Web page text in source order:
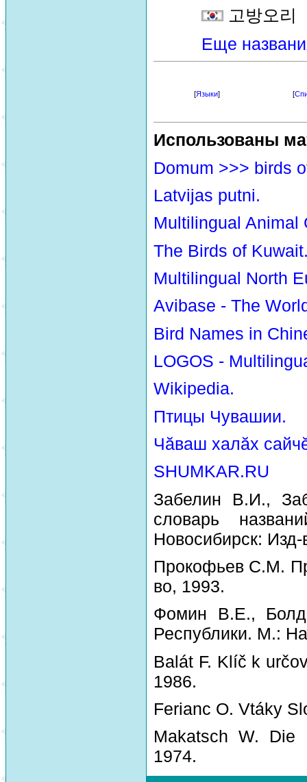
고방오리
Еще
[Языки] [
Использованы
Domum >>> birds
Latvijas putni.
Multilingual Animal
The Birds of
Multilingual North
Avibase - The
Bird Names in
LOGOS -
Wikipedia.
Птицы Чувашии.
Чăваш халăх
SHUMKAR.RU
Забелин В.И.,
словарь
Новосибирск:
Прокофьев С.М.
во, 1993.
Фомин В.Е., Болд
Республики. М.:
Balát F. Klíč k
1986.
Ferianc O. Vtáky
Makatsch W. Die
1974.